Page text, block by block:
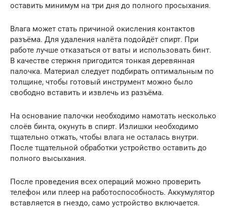
оставить минимум на три дня до полного просыхания.
Влага может стать причиной окисления контактов
разъёма. Для удаления налёта подойдёт спирт. При
работе лучше отказаться от ваты и использовать бинт.
В качестве стержня пригодится тонкая деревянная
палочка. Материал следует подбирать оптимальным по
толщине, чтобы готовый инструмент можно было
свободно вставить и извлечь из разъёма.
На основание палочки необходимо намотать несколько
слоёв бинта, окунуть в спирт. Излишки необходимо
тщательно отжать, чтобы влага не осталась внутри.
После тщательной обработки устройство оставить до
полного высыхания.
После проведения всех операций можно проверить
телефон или плеер на работоспособность. Аккумулятор
вставляется в гнездо, само устройство включается.